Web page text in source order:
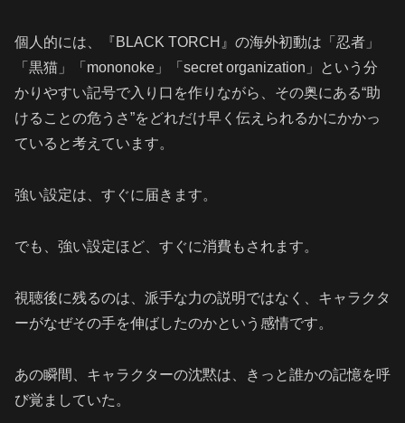
個人的には、『BLACK TORCH』の海外初動は「忍者」
「黒猫」「mononoke」「secret organization」という分
かりやすい記号で入り口を作りながら、その奥にある“助
けることの危うさ”をどれだけ早く伝えられるかにかかっ
ていると考えています。
強い設定は、すぐに届きます。
でも、強い設定ほど、すぐに消費もされます。
視聴後に残るのは、派手な力の説明ではなく、キャラクタ
ーがなぜその手を伸ばしたのかという感情です。
あの瞬間、キャラクターの沈黙は、きっと誰かの記憶を呼
び覚ましていた。